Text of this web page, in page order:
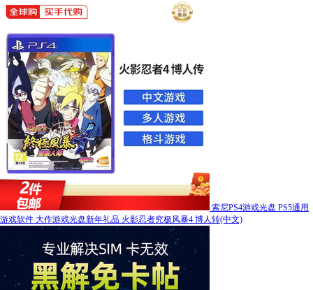
索尼PS4游戏光盘 PS5通用
游戏软件 大作游戏光盘新年礼品 火影忍者究极风暴4 博人转(中文)